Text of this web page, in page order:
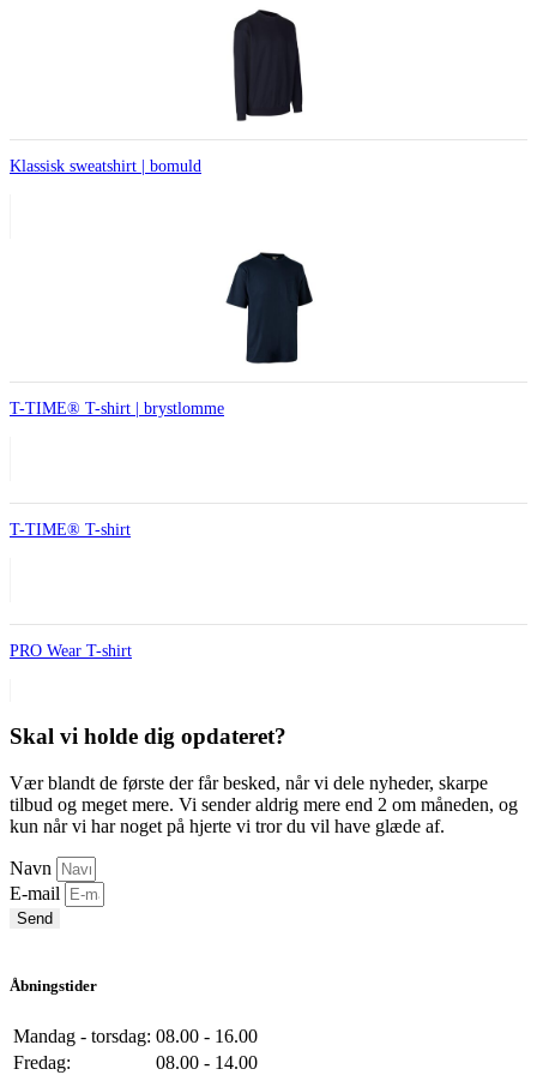
Klassisk sweatshirt | bomuld
T-TIME® T-shirt | brystlomme
T-TIME® T-shirt
PRO Wear T-shirt
Skal vi holde dig opdateret?
Vær blandt de første der får besked, når vi dele nyheder, skarpe
tilbud og meget mere. Vi sender aldrig mere end 2 om måneden, og
kun når vi har noget på hjerte vi tror du vil have glæde af.
Navn
E-mail
Send
Åbningstider
Mandag - torsdag: 08.00 - 16.00
Fredag:
08.00 - 14.00